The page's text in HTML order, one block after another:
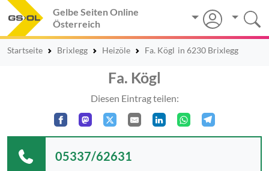
Gelbe Seiten Online
Österreich
Startseite Brixlegg Heizöle Fa. Kögl in 6230 Brixlegg
Fa. Kögl
Diesen Eintrag teilen:
05337/62631